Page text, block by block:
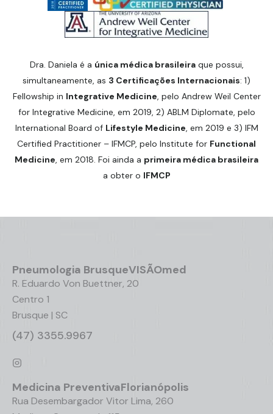
Dra. Daniela é a única médica brasileiraque possui,
simultaneamente, as 3 Certificações Internacionais: 1)
Fellowship in Integrative Medicine, pelo Andrew Weil Center
for Integrative Medicine, em 2019, 2) ABLM Diplomate, pelo
International Board of Lifestyle Medicine, em 2019 e 3) IFM
Certified Practitioner – IFMCP, pelo Institute for Functional
Medicine, em 2018. Foi ainda a primeira médica brasileira
a obter o IFMCP
Pneumologia BrusqueVISÃOmed
R. Eduardo Von Buettner, 20
Centro 1
Brusque | SC
(47) 3355.9967
Medicina PreventivaFlorianópolis
Rua Desembargador Vitor Lima, 260